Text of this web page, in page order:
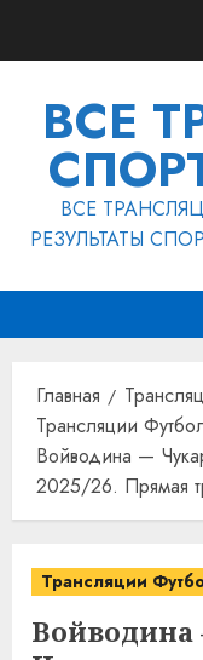
ВСЕ
ВСЕ
РЕЗУЛЬТАТЫ
Главная
Трансляции
Войводина —
2025/26. Прямая
Трансляции